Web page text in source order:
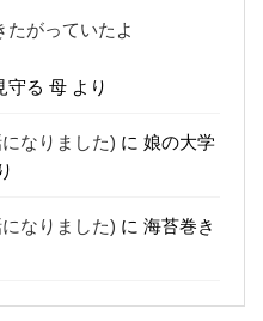
たがっていたよ
守る 母 より
なりました) に 娘の大学
なりました) に 海苔巻き